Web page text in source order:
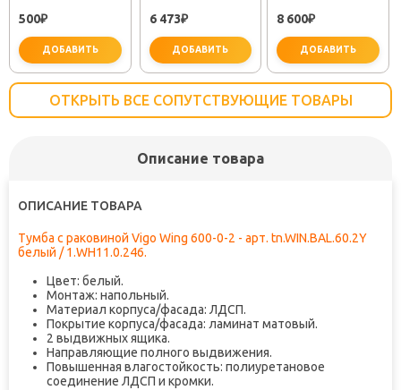
(30718050)
500₽
ДОБАВИТЬ
TOK-SEM-1011
6 473₽
ДОБАВИТЬ
LS2-01-W0 ХРОМ
8 600₽
ДОБАВИТЬ
ОТКРЫТЬ ВСЕ СОПУТСТВУЮЩИЕ ТОВАРЫ
Описание товара
ОПИСАНИЕ ТОВАРА
Тумба с раковиной Vigo Wing 600-0-2 - арт. tn.WIN.BAL.60.2Y
белый / 1.WH11.0.246.
Цвет: белый.
Монтаж: напольный.
Материал корпуса/фасада: ЛДСП.
Покрытие корпуса/фасада: ламинат матовый.
2 выдвижных ящика.
Направляющие полного выдвижения.
Повышенная влагостойкость: полиуретановое
соединение ЛДСП и кромки.